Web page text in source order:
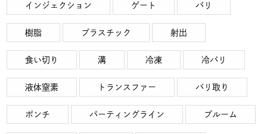
インジェクション ゲート バリ
樹脂 プラスチック 射出
食い切り 溝 冷凍 冷バリ
液体窒素 トランスファー バリ取り
ポンチ パーティングライン ブルーム